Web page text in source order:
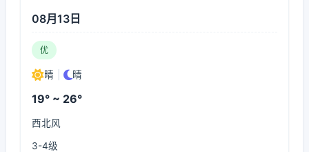
08月13日
优
晴 晴
19° ~ 26°
西北风
3-4级